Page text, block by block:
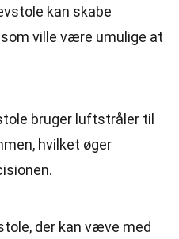
kan skabe
ville være umulige at
bruger luftstråler til
hvilket øger
der kan væve med